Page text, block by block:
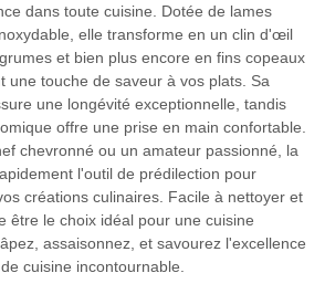
dans toute cuisine. Dotée de lames
elle transforme en un clin d'œil
et bien plus encore en fins copeaux
une touche de saveur à vos plats. Sa
une longévité exceptionnelle, tandis
offre une prise en main confortable.
chevronné ou un amateur passionné, la
l'outil de prédilection pour
créations culinaires. Facile à nettoyer et
être le choix idéal pour une cuisine
assaisonnez, et savourez l'excellence
cuisine incontournable.